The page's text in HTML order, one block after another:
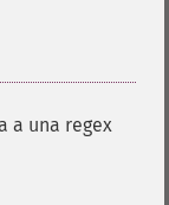
a una regex